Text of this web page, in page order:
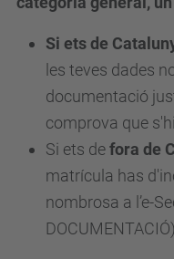
Si ets de
les teves dades
documentació
comprova que
Si ets defora de
matrícula has
nombrosa a l’e-
DOCUMENTACIÓ).